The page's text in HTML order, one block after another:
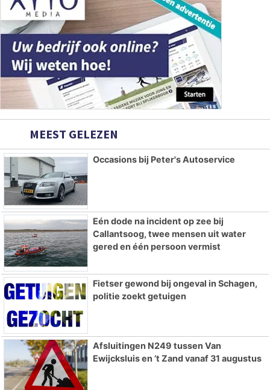
MEEST GELEZEN
Occasions bij Peter's Autoservice
Eén dode na incident op zee bij
Callantsoog, twee mensen uit water
gered en één persoon vermist
Fietser gewond bij ongeval in Schagen,
politie zoekt getuigen
Afsluitingen N249 tussen Van
Ewijcksluis en ’t Zand vanaf 31 augustus